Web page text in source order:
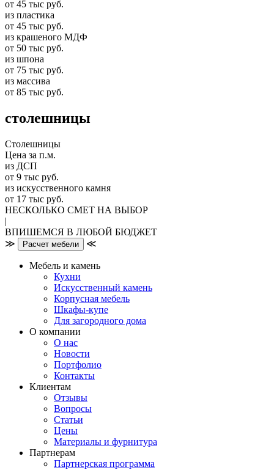
от 45 тыс руб.
из пластика
от 45 тыс руб.
из крашеного МДФ
от 50 тыс руб.
из шпона
от 75 тыс руб.
из массива
от 85 тыс руб.
столешницы
Столешницы
Цена за п.м.
из ДСП
от 9 тыс руб.
из искусственного камня
от 17 тыс руб.
НЕСКОЛЬКО СМЕТ НА ВЫБОР
|
ВПИШЕМСЯ В ЛЮБОЙ БЮДЖЕТ
≫
Расчет мебели ≪
Мебель и камень
Кухни
Искусственный камень
Корпусная мебель
Шкафы-купе
Для загородного дома
О компании
О нас
Новости
Портфолио
Контакты
Клиентам
Отзывы
Вопросы
Статьи
Цены
Материалы и фурнитура
Партнерам
Партнерская программа